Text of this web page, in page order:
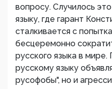
вопросу. Случилось
языку, где гарант
сталкивается с
бесцеремонно
русского языка в
русскому языку
русофобы", но и